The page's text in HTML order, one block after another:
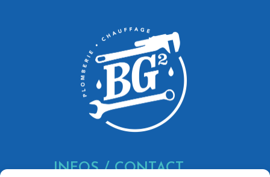
INFOS / CONTACT